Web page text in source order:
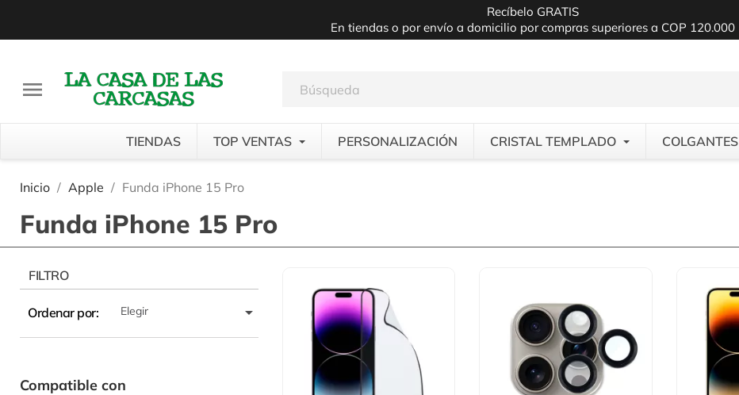
Recíbelo GRATIS
En tiendas o por envío a domicilio por compras superiores a COP 120.000

TIENDAS TOP VENTAS PERSONALIZACIÓN CRISTAL TEMPLADO COLGANTES
Inicio Apple Funda iPhone 15 Pro
Funda iPhone 15 Pro
FILTRO
Ordenar por: Elegir 
Compatible con